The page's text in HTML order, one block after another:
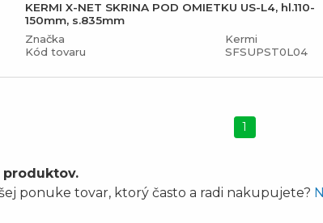
KERMI X-NET SKRINA POD OMIETKU US-L4, hl.110-
150mm, s.835mm
Značka
Kermi
Kód tovaru
SFSUPST0L04
1
produktov.
ponuke tovar, ktorý často a radi nakupujete?